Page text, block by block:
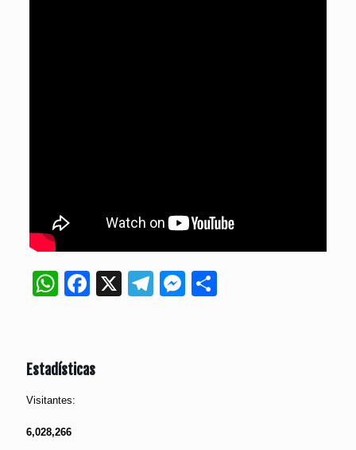
WhatsApp
Facebook
X Telegram
Messenger
Estadísticas
Visitantes:
6,028,266